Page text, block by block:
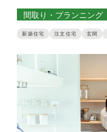
間取り・プランニング
新築住宅 注文住宅 玄関